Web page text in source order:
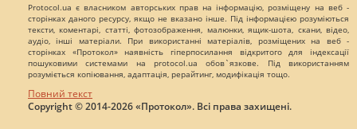
Protocol.ua є власником авторських прав на інформацію, розміщену на веб -
сторінках даного ресурсу, якщо не вказано інше. Під інформацією розуміються
тексти, коментарі, статті, фотозображення, малюнки, ящик-шота, скани, відео,
аудіо, інші матеріали. При використанні матеріалів, розміщених на веб -
сторінках «Протокол» наявність гіперпосилання відкритого для індексації
пошуковими системами на protocol.ua обов`язкове. Під використанням
розуміється копіювання, адаптація, рерайтинг, модифікація тощо.
Повний текст
Copyright © 2014-2026 «Протокол». Всі права захищені.